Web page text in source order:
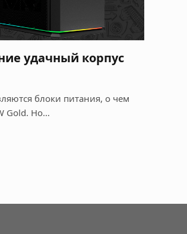
удачный корпус
блоки питания, о чем
Gold. Но…